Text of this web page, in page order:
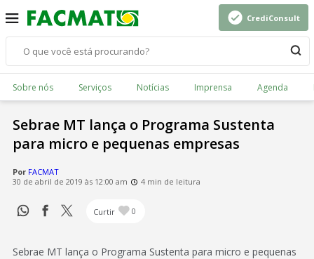
CrediConsult
Sobre nós Serviços Notícias Imprensa Agenda
Sebrae MT lança o Programa Sustenta
para micro e pequenas empresas
Por FACMAT
30 de abril de 2019 às 12:00 am
4 min de leitura
Curtir 0
Sebrae MT lança o Programa Sustenta para micro e pequenas